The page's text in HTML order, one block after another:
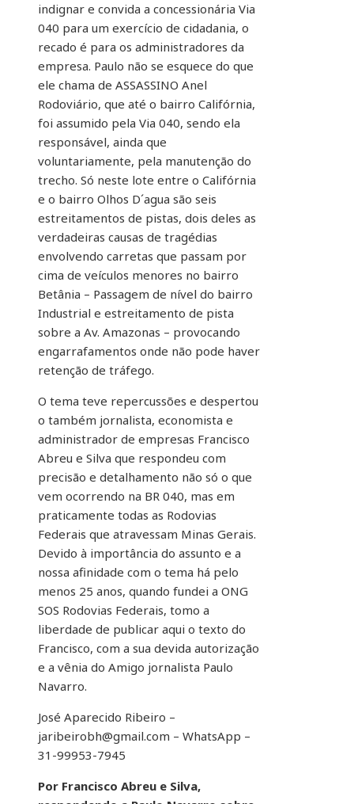
indignar e convida a concessionária Via
040 para um exercício de cidadania, o
recado é para os administradores da
empresa. Paulo não se esquece do que
ele chama de ASSASSINO Anel
Rodoviário, que até o bairro Califórnia,
foi assumido pela Via 040, sendo ela
responsável, ainda que
voluntariamente, pela manutenção do
trecho. Só neste lote entre o Califórnia
e o bairro Olhos D´agua são seis
estreitamentos de pistas, dois deles as
verdadeiras causas de tragédias
envolvendo carretas que passam por
cima de veículos menores no bairro
Betânia – Passagem de nível do bairro
Industrial e estreitamento de pista
sobre a Av. Amazonas – provocando
engarrafamentos onde não pode haver
retenção de tráfego.
O tema teve repercussões e despertou
o também jornalista, economista e
administrador de empresas Francisco
Abreu e Silva que respondeu com
precisão e detalhamento não só o que
vem ocorrendo na BR 040, mas em
praticamente todas as Rodovias
Federais que atravessam Minas Gerais.
Devido à importância do assunto e a
nossa afinidade com o tema há pelo
menos 25 anos, quando fundei a ONG
SOS Rodovias Federais, tomo a
liberdade de publicar aqui o texto do
Francisco, com a sua devida autorização
e a vênia do Amigo jornalista Paulo
Navarro.
José Aparecido Ribeiro –
jaribeirobh@gmail.com – WhatsApp –
31-99953-7945
Por Francisco Abreu e Silva,